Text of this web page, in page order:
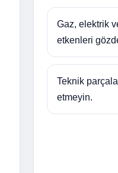
Gaz, elektrik
etkenleri
Teknik
etmeyin.